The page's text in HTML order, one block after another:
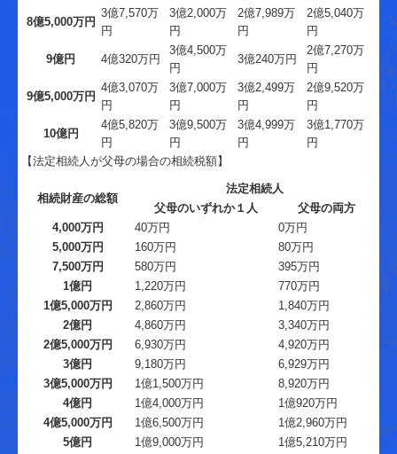
8億5,000万円
3億7,570万
円
3億2,000万
円
2億7,989万
円
2億5,040万
円
9億円 4億320万円
3億4,500万
円
3億240万円
2億7,270万
円
9億5,000万円
4億3,070万
円
3億7,000万
円
3億2,499万
円
2億9,520万
円
10億円
4億5,820万
円
3億9,500万
円
3億4,999万
円
3億1,770万
円
【法定相続人が父母の場合の相続税額】
相続財産の総額
法定相続人
父母のいずれか１人
父母の両方
4,000万円
40万円
0万円
5,000万円
160万円
80万円
7,500万円
580万円
395万円
1億円
1,220万円
770万円
1億5,000万円
2,860万円
1,840万円
2億円
4,860万円
3,340万円
2億5,000万円
6,930万円
4,920万円
3億円
9,180万円
6,929万円
3億5,000万円
1億1,500万円
8,920万円
4億円
1億4,000万円
1億920万円
4億5,000万円
1億6,500万円
1億2,960万円
5億円
1億9,000万円
1億5,210万円